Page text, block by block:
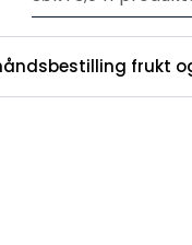
Velkommen til vår
| Om ossfrukt